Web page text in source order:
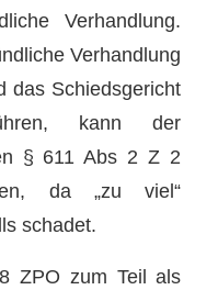
Verhandlung.
Verhandlung
das Schiedsgericht
kann der
§ 611 Abs 2 Z 2
da „zu viel“
schadet.
ZPO zum Teil als